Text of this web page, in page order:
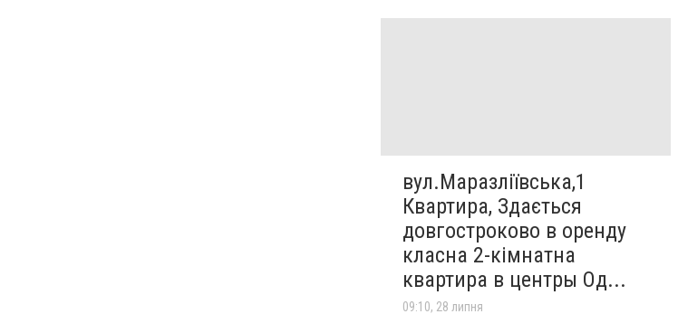
вул.Маразліївська,1
Квартира, Здається
довгостроково в оренду
класна 2-кімнатна
квартира в центры Од...
09:10, 28 липня